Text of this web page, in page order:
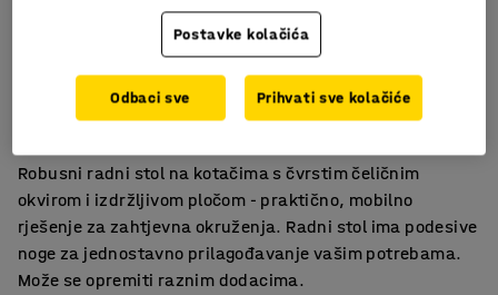
Površina stola smanjuje buku
Za poslove sastavljanja
Mobilan stol s praktičnim kotačima
Robusni radni stol na kotačima s čvrstim čeličnim
okvirom i izdržljivom pločom - praktično, mobilno
rješenje za zahtjevna okruženja. Radni stol ima podesive
noge za jednostavno prilagođavanje vašim potrebama.
Može se opremiti raznim dodacima.
Postavke kolačića
Odbaci sve Prihvati sve kolačiće